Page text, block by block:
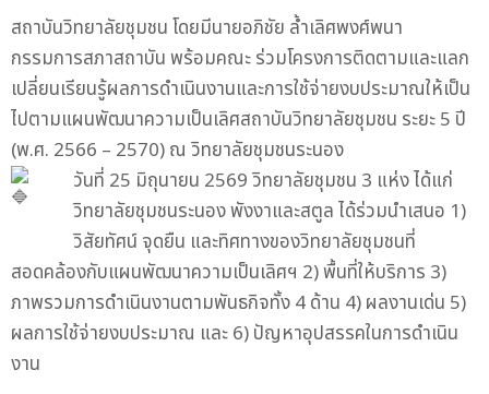
สถาบันวิทยาลัยชุมชน โดยมีนายอภิชัย ล้ำเลิศพงศ์พนา
กรรมการสภาสถาบัน พร้อมคณะ ร่วมโครงการติดตามและแลก
เปลี่ยนเรียนรู้ผลการดำเนินงานและการใช้จ่ายงบประมาณให้เป็น
ไปตามแผนพัฒนาความเป็นเลิศสถาบันวิทยาลัยชุมชน ระยะ 5 ปี
(พ.ศ. 2566 – 2570) ณ วิทยาลัยชุมชนระนอง
วันที่ 25 มิถุนายน 2569 วิทยาลัยชุมชน 3 แห่ง ได้แก่
วิทยาลัยชุมชนระนอง พังงาและสตูล ได้ร่วมนำเสนอ 1)
วิสัยทัศน์ จุดยืน และทิศทางของวิทยาลัยชุมชนที่
สอดคล้องกับแผนพัฒนาความเป็นเลิศฯ 2) พื้นที่ให้บริการ 3)
ภาพรวมการดำเนินงานตามพันธกิจทั้ง 4 ด้าน 4) ผลงานเด่น 5)
ผลการใช้จ่ายงบประมาณ และ 6) ปัญหาอุปสรรคในการดำเนิน
งาน